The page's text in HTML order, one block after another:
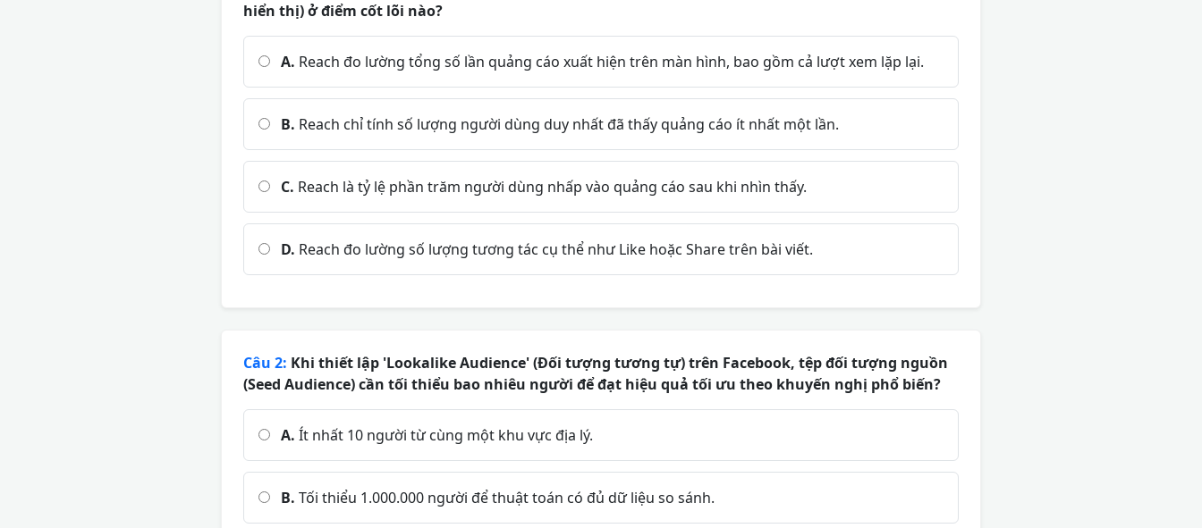
hiển thị) ở điểm cốt lõi nào?
A. Reach đo lường tổng số lần quảng cáo xuất hiện trên màn hình, bao gồm cả lượt xem lặp lại.
B. Reach chỉ tính số lượng người dùng duy nhất đã thấy quảng cáo ít nhất một lần.
C. Reach là tỷ lệ phần trăm người dùng nhấp vào quảng cáo sau khi nhìn thấy.
D. Reach đo lường số lượng tương tác cụ thể như Like hoặc Share trên bài viết.
Câu 2: Khi thiết lập 'Lookalike Audience' (Đối tượng tương tự) trên Facebook, tệp đối tượng nguồn
(Seed Audience) cần tối thiểu bao nhiêu người để đạt hiệu quả tối ưu theo khuyến nghị phổ biến?
A. Ít nhất 10 người từ cùng một khu vực địa lý.
B. Tối thiểu 1.000.000 người để thuật toán có đủ dữ liệu so sánh.